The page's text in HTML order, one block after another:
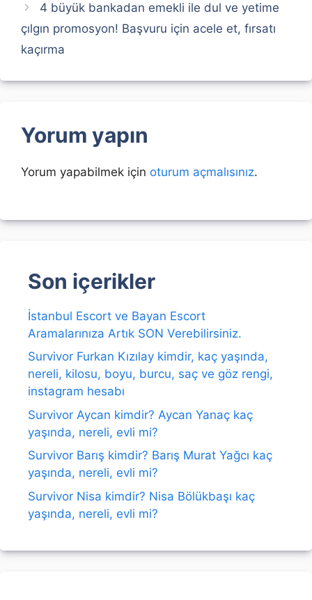
4 büyük bankadan emekli ile dul ve yetime
çılgın promosyon! Başvuru için acele et, fırsatı
kaçırma
Yorum yapın
Yorum yapabilmek için oturum açmalısınız.
Son içerikler
İstanbul Escort ve Bayan Escort
Aramalarınıza Artık SON Verebilirsiniz.
Survivor Furkan Kızılay kimdir, kaç yaşında,
nereli, kilosu, boyu, burcu, saç ve göz rengi,
instagram hesabı
Survivor Aycan kimdir? Aycan Yanaç kaç
yaşında, nereli, evli mi?
Survivor Barış kimdir? Barış Murat Yağcı kaç
yaşında, nereli, evli mi?
Survivor Nisa kimdir? Nisa Bölükbaşı kaç
yaşında, nereli, evli mi?